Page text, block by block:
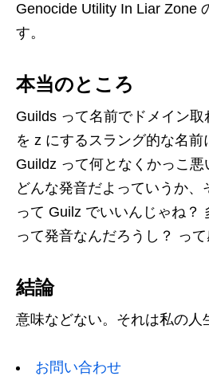
Genocide Utility In Liar
す。
本当のところ
Guilds って名前でドメイン
を z にするスラング的な名前
Guildz って何となくかっこ
どんな発音だよっていうか、
って Guilz でいいんじゃね？
って発音なんだろうし？ って
結論
意味などない。それは私の人
お問い合わせ